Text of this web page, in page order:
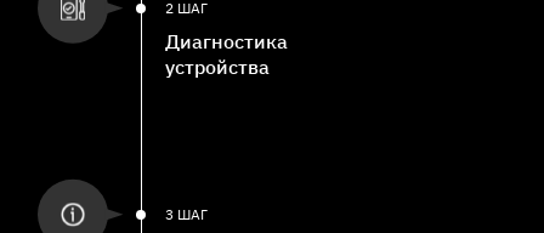
2 ШАГ
Диагностика
устройства
3 ШАГ